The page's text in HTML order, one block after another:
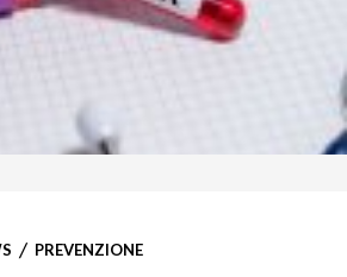
PREVENZIONE